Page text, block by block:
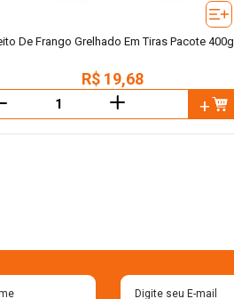
De Frango Grelhado Em Tiras Pacote 400g
R$ 19,68
＋